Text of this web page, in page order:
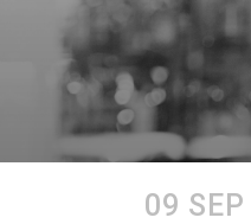
09 SEP